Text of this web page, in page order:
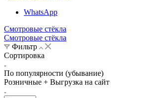
WhatsApp
Смотровые стёкла
Смотровые стёкла
Фильтр
Сортировка
По популярности (убывание)
Розничные + Выгрузка на сайт